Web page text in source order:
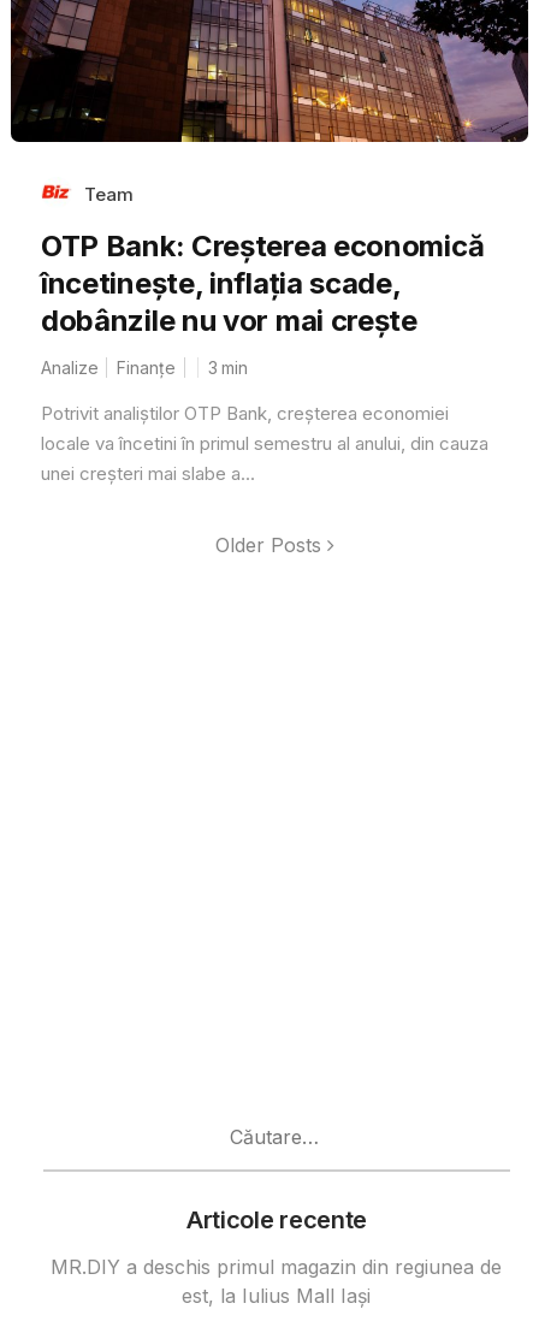
Team
OTP Bank: Creșterea economică
încetinește, inflația scade,
dobânzile nu vor mai crește
Analize Finanțe 3 min
Potrivit analiștilor OTP Bank, creșterea economiei
locale va încetini în primul semestru al anului, din cauza
unei creșteri mai slabe a...
Older Posts
Articole recente
MR.DIY a deschis primul magazin din regiunea de
est, la Iulius Mall Iași